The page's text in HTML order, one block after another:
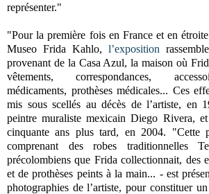
représenter."
"Pour la première fois en France et en
Museo Frida Kahlo, l’exposition
provenant de la Casa Azul, la maison où
vêtements, correspondances,
médicaments, prothèses médicales... Ces
mis sous scellés au décès de l’artiste, en
peintre muraliste mexicain Diego Rivera,
cinquante ans plus tard, en 2004. "Cette
comprenant des robes traditionnelles
précolombiens que Frida collectionnait, des
et de prothèses peints à la main... - est
photographies de l’artiste, pour constituer